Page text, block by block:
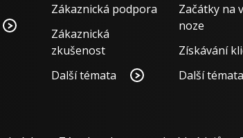
Zákaznická podpora
Zákaznická
zkušenost
Další témata
Začátky na
noze
Získávání
Další témata